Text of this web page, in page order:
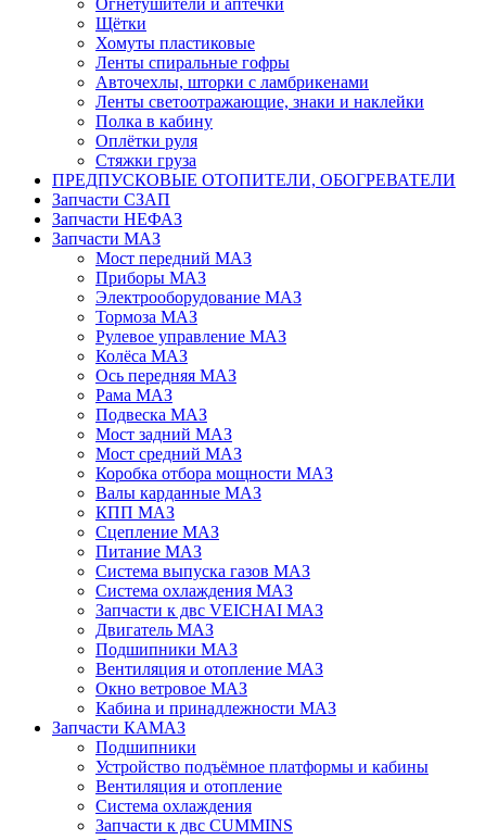
Щётки
Хомуты пластиковые
Ленты спиральные гофры
Авточехлы, шторки с ламбрикенами
Ленты светоотражающие, знаки и наклейки
Полка в кабину
Оплётки руля
Cтяжки груза
ПРЕДПУСКОВЫЕ ОТОПИТЕЛИ, ОБОГРЕВАТЕЛИ
Запчасти СЗАП
Запчасти НЕФАЗ
Запчасти МАЗ
Мост передний МАЗ
Приборы МАЗ
Электрооборудование МАЗ
Тормоза МАЗ
Рулевое управление МАЗ
Колёса МАЗ
Ось передняя МАЗ
Рама МАЗ
Подвеска МАЗ
Мост задний МАЗ
Мост средний МАЗ
Коробка отбора мощности МАЗ
Валы карданные МАЗ
КПП МАЗ
Сцепление МАЗ
Питание МАЗ
Система выпуска газов МАЗ
Система охлаждения МАЗ
Запчасти к двс VEICHAI МАЗ
Двигатель МАЗ
Подшипники МАЗ
Вентиляция и отопление МАЗ
Окно ветровое МАЗ
Кабина и принадлежности МАЗ
Запчасти КАМАЗ
Подшипники
Устройство подъёмное платформы и кабины
Вентиляция и отопление
Система охлаждения
Запчасти к двс CUMMINS